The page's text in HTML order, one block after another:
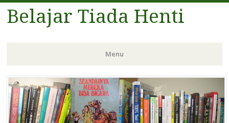
Belajar Tiada Henti
Menu
Skip
to
content